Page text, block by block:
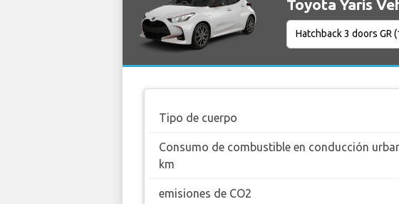
Toyota Yaris
Tipo de cuerpo
Consumo de combustible en conducción
km
emisiones de CO2